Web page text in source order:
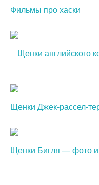
Фильмы про хаски
Щенки английского
Щенки Джек-рассел-
Щенки Бигля — фото